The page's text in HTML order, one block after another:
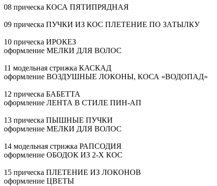
08 прическа КОСА ПЯТИПРЯДНАЯ
09 прическа ПУЧКИ ИЗ КОС ПЛЕТЕНИЕ ПО ЗАТЫЛКУ
10 прическа ИРОКЕЗ
оформление МЕЛКИ ДЛЯ ВОЛОС
11 модельная стрижка КАСКАД
оформление ВОЗДУШНЫЕ ЛОКОНЫ, КОСА «ВОДОПАД»
12 прическа БАБЕТТА
оформление ЛЕНТА В СТИЛЕ ПИН-АП
13 прическа ПЫШНЫЕ ПУЧКИ
оформление МЕЛКИ ДЛЯ ВОЛОС
14 модельная стрижка РАПСОДИЯ
оформление ОБОДОК ИЗ 2-Х КОС
15 прическа ПЛЕТЕНИЕ ИЗ ЛОКОНОВ
оформление ЦВЕТЫ